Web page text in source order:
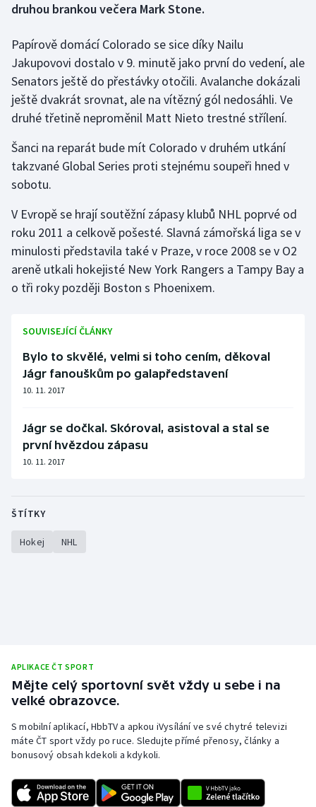
Futsal
Golf
Gymnastika
Házená
Jezdectví
Judo
Krasobruslení
Lezení
Lyže a snowboard
Moderní pětiboj
Motorsport
Olympijské hry
Parasport
Plavání
Sportovní střelba
Stolní tenis
Triatlon
Veslování
Vodní slalom
druhou brankou večera Mark Stone.
Papírově domácí Colorado se sice díky Nailu
Jakupovovi dostalo v 9. minutě jako první do vedení, ale
Senators ještě do přestávky otočili. Avalanche dokázali
ještě dvakrát srovnat, ale na vítězný gól nedosáhli. Ve
druhé třetině neproměnil Matt Nieto trestné střílení.
Šanci na reparát bude mít Colorado v druhém utkání
takzvané Global Series proti stejnému soupeři hned v
sobotu.
V Evropě se hrají soutěžní zápasy klubů NHL poprvé od
roku 2011 a celkově pošesté. Slavná zámořská liga se v
minulosti představila také v Praze, v roce 2008 se v O2
areně utkali hokejisté New York Rangers a Tampy Bay a
o tři roky později Boston s Phoenixem.
SOUVISEJÍCÍ ČLÁNKY
Bylo to skvělé, velmi si toho cením, děkoval
Jágr fanouškům po galapředstavení
10. 11. 2017
Jágr se dočkal. Skóroval, asistoval a stal se
první hvězdou zápasu
10. 11. 2017
ŠTÍTKY
Hokej NHL
APLIKACE ČT SPORT
Mějte celý sportovní svět vždy u sebe i na
velké obrazovce.
S mobilní aplikací, HbbTV a apkou iVysílání ve své chytré televizi
máte ČT sport vždy po ruce. Sledujte přímé přenosy, články a
bonusový obsah kdekoli a kdykoli.